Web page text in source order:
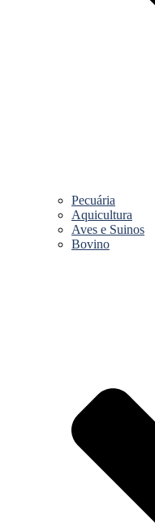
Pecuária
Aquicultura
Aves e Suinos
Bovino